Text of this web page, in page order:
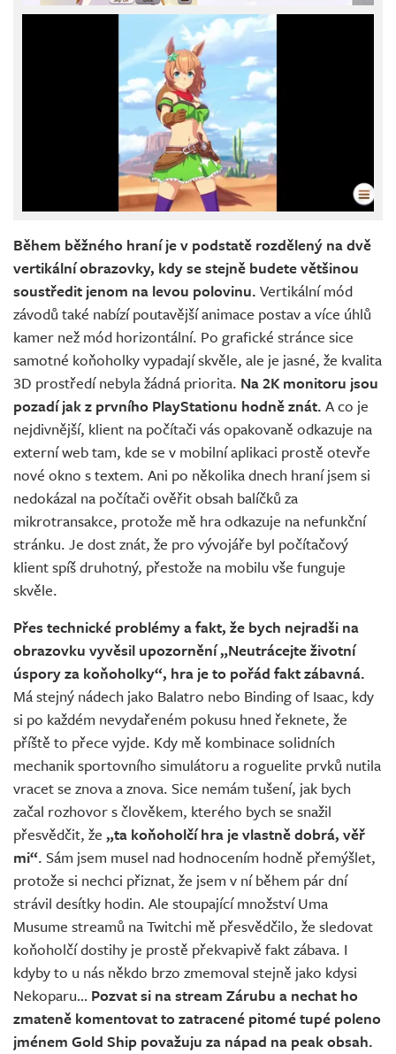
Během běžného hraní je v podstatě rozdělený na dvě
vertikální obrazovky, kdy se stejně budete většinou
soustředit jenom na levou polovinu. Vertikální mód
závodů také nabízí poutavější animace postav a více úhlů
kamer než mód horizontální. Po grafické stránce sice
samotné koňoholky vypadají skvěle, ale je jasné, že kvalita
3D prostředí nebyla žádná priorita. Na 2K monitoru jsou
pozadí jak z prvního PlayStationu hodně znát. A co je
nejdivnější, klient na počítači vás opakovaně odkazuje na
externí web tam, kde se v mobilní aplikaci prostě otevře
nové okno s textem. Ani po několika dnech hraní jsem si
nedokázal na počítači ověřit obsah balíčků za
mikrotransakce, protože mě hra odkazuje na nefunkční
stránku. Je dost znát, že pro vývojáře byl počítačový
klient spíš druhotný, přestože na mobilu vše funguje
skvěle.
Přes technické problémy a fakt, že bych nejradši na
obrazovku vyvěsil upozornění „Neutrácejte životní
úspory za koňoholky“, hra je to pořád fakt zábavná.
Má stejný nádech jako Balatro nebo Binding of Isaac, kdy
si po každém nevydařeném pokusu hned řeknete, že
příště to přece vyjde. Kdy mě kombinace solidních
mechanik sportovního simulátoru a roguelite prvků nutila
vracet se znova a znova. Sice nemám tušení, jak bych
začal rozhovor s člověkem, kterého bych se snažil
přesvědčit, že „ta koňoholčí hra je vlastně dobrá, věř
mi“. Sám jsem musel nad hodnocením hodně přemýšlet,
protože si nechci přiznat, že jsem v ní během pár dní
strávil desítky hodin. Ale stoupající množství Uma
Musume streamů na Twitchi mě přesvědčilo, že sledovat
koňoholčí dostihy je prostě překvapivě fakt zábava. I
kdyby to u nás někdo brzo zmemoval stejně jako kdysi
Nekoparu… Pozvat si na stream Zárubu a nechat ho
zmateně komentovat to zatracené pitomé tupé poleno
jménem Gold Ship považuju za nápad na peak obsah.